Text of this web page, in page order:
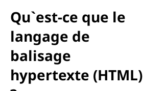
Qu`est-ce que le
langage de
balisage
hypertexte (HTML)